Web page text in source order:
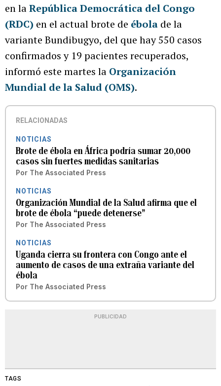
en laRepública Democrática del Congo
(RDC) en el actual brote de ébola de la
variante Bundibugyo, del que hay 550 casos
confirmados y 19 pacientes recuperados,
informó este martes la Organización
Mundial de la Salud (OMS).
RELACIONADAS
NOTICIAS
Brote de ébola en África podría sumar 20,000
casos sin fuertes medidas sanitarias
Por The Associated Press
NOTICIAS
Organización Mundial de la Salud afirma que el
brote de ébola “puede detenerse”
Por The Associated Press
NOTICIAS
Uganda cierra su frontera con Congo ante el
aumento de casos de una extraña variante del
ébola
Por The Associated Press
PUBLICIDAD
TAGS